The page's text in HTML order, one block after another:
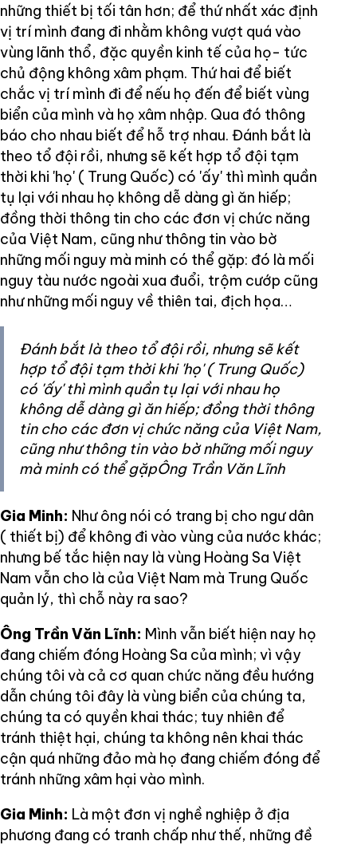
những thiết bị tối tân hơn; để thứ nhất xác định
vị trí mình đang đi nhằm không vượt quá vào
vùng lãnh thổ, đặc quyền kinh tế của họ- tức
chủ động không xâm phạm. Thứ hai để biết
chắc vị trí mình đi để nếu họ đến để biết vùng
biển của mình và họ xâm nhập. Qua đó thông
báo cho nhau biết để hỗ trợ nhau. Đánh bắt là
theo tổ đội rồi, nhưng sẽ kết hợp tổ đội tạm
thời khi 'họ' ( Trung Quốc) có 'ấy' thì mình quần
tụ lại với nhau họ không dễ dàng gì ăn hiếp;
đồng thời thông tin cho các đơn vị chức năng
của Việt Nam, cũng như thông tin vào bờ
những mối nguy mà minh có thể gặp: đó là mối
nguy tàu nước ngoài xua đuổi, trộm cướp cũng
như những mối nguy về thiên tai, địch họa…
Đánh bắt là theo tổ đội rồi, nhưng sẽ kết
hợp tổ đội tạm thời khi 'họ' ( Trung Quốc)
có 'ấy' thì mình quần tụ lại với nhau họ
không dễ dàng gì ăn hiếp; đồng thời thông
tin cho các đơn vị chức năng của Việt Nam,
cũng như thông tin vào bờ những mối nguy
mà minh có thể gặpÔng Trần Văn Lĩnh
Gia Minh: Như ông nói có trang bị cho ngư dân
( thiết bị) để không đi vào vùng của nước khác;
nhưng bế tắc hiện nay là vùng Hoàng Sa Việt
Nam vẫn cho là của Việt Nam mà Trung Quốc
quản lý, thì chỗ này ra sao?
Ông Trần Văn Lĩnh: Mình vẫn biết hiện nay họ
đang chiếm đóng Hoàng Sa của mình; vì vậy
chúng tôi và cả cơ quan chức năng đều hướng
dẫn chúng tôi đây là vùng biển của chúng ta,
chúng ta có quyền khai thác; tuy nhiên để
tránh thiệt hại, chúng ta không nên khai thác
cận quá những đảo mà họ đang chiếm đóng để
tránh những xâm hại vào mình.
Gia Minh: Là một đơn vị nghề nghiệp ở địa
phương đang có tranh chấp như thế, những đề